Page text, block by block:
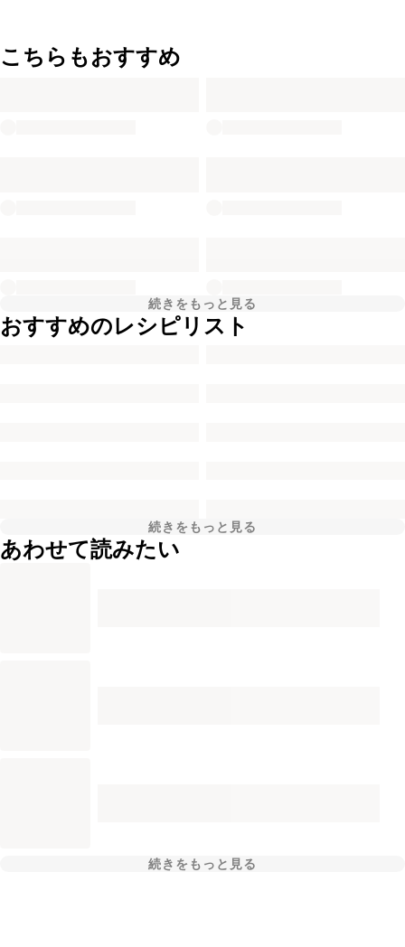
こちらもおすすめ
続きをもっと見る
おすすめのレシピリスト
続きをもっと見る
あわせて読みたい
続きをもっと見る